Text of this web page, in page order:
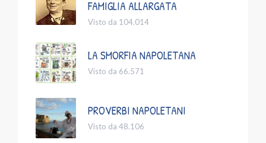
FAMIGLIA ALLARGATA
Visto da 104.014
LA SMORFIA NAPOLETANA
Visto da 66.571
PROVERBI NAPOLETANI
Visto da 48.106